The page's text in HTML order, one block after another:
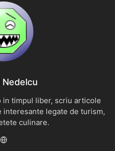
Nedelcu
in timpul liber, scriu articole
legate de turism,
culinare.